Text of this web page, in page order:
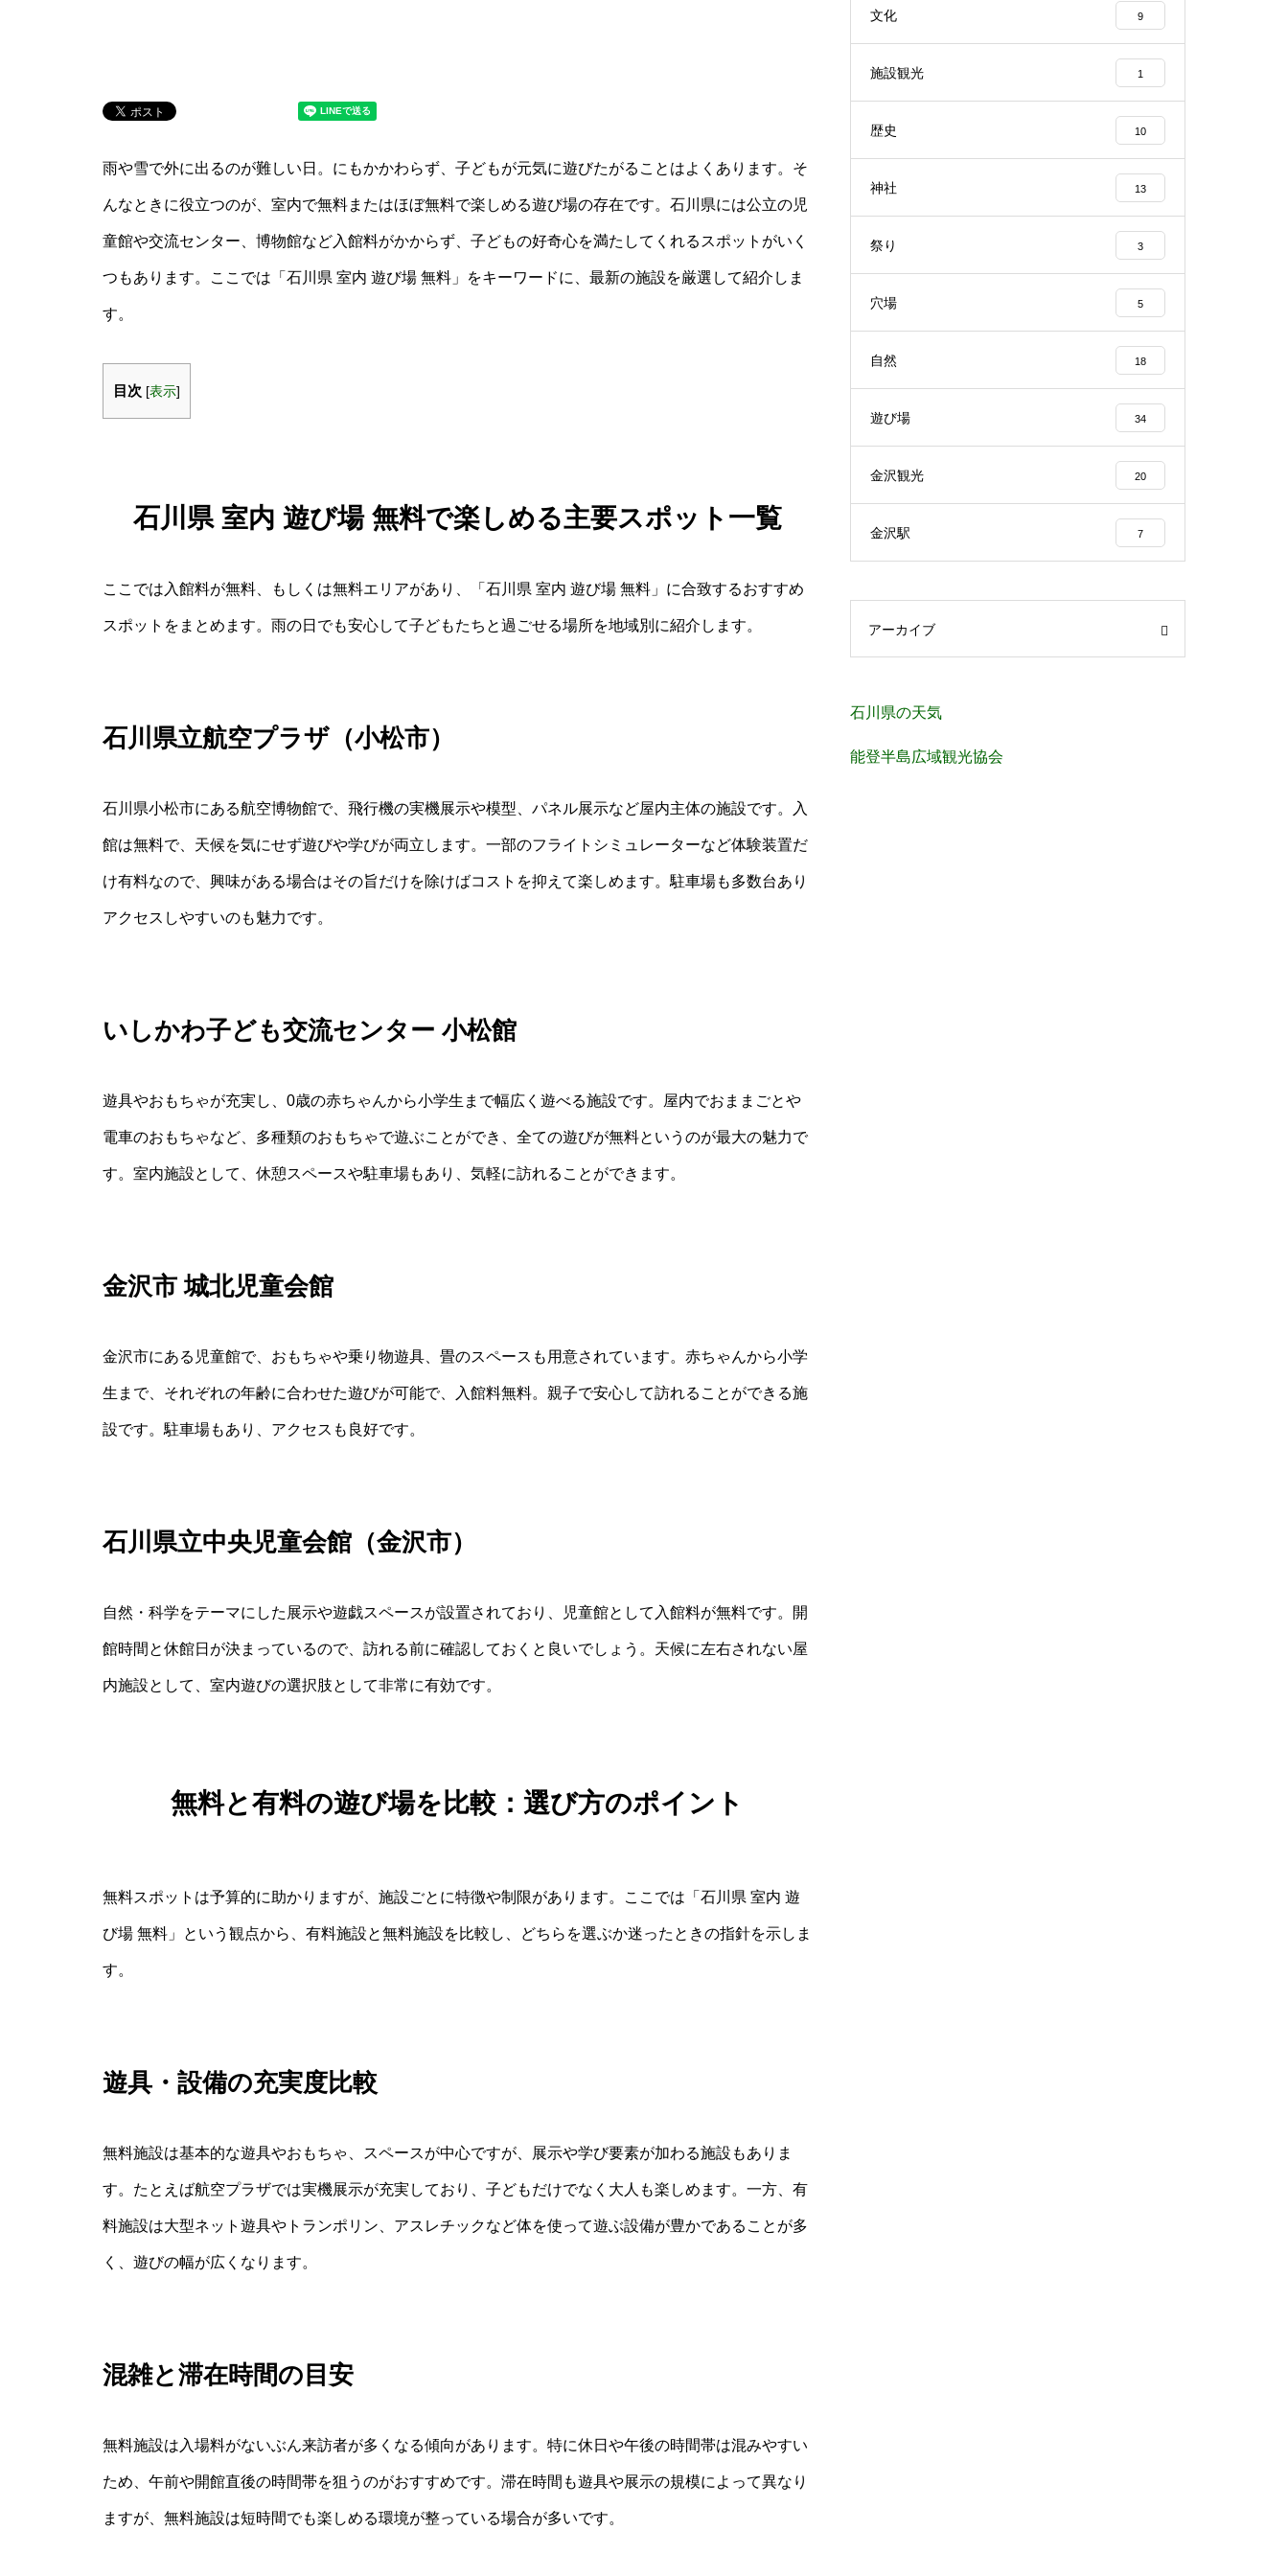
雨や雪で外に出るのが難しい日。にもかかわらず、子どもが元気に遊びたがることはよくあります。そ
んなときに役立つのが、室内で無料またはほぼ無料で楽しめる遊び場の存在です。石川県には公立の児
童館や交流センター、博物館など入館料がかからず、子どもの好奇心を満たしてくれるスポットがいく
つもあります。ここでは「石川県 室内 遊び場 無料」をキーワードに、最新の施設を厳選して紹介しま
す。
目次 [表示]
石川県 室内 遊び場 無料で楽しめる主要スポット一覧
ここでは入館料が無料、もしくは無料エリアがあり、「石川県 室内 遊び場 無料」に合致するおすすめ
スポットをまとめます。雨の日でも安心して子どもたちと過ごせる場所を地域別に紹介します。
石川県立航空プラザ（小松市）
石川県小松市にある航空博物館で、飛行機の実機展示や模型、パネル展示など屋内主体の施設です。入
館は無料で、天候を気にせず遊びや学びが両立します。一部のフライトシミュレーターなど体験装置だ
け有料なので、興味がある場合はその旨だけを除けばコストを抑えて楽しめます。駐車場も多数台あり
アクセスしやすいのも魅力です。
いしかわ子ども交流センター 小松館
遊具やおもちゃが充実し、0歳の赤ちゃんから小学生まで幅広く遊べる施設です。屋内でおままごとや
電車のおもちゃなど、多種類のおもちゃで遊ぶことができ、全ての遊びが無料というのが最大の魅力で
す。室内施設として、休憩スペースや駐車場もあり、気軽に訪れることができます。
金沢市 城北児童会館
金沢市にある児童館で、おもちゃや乗り物遊具、畳のスペースも用意されています。赤ちゃんから小学
生まで、それぞれの年齢に合わせた遊びが可能で、入館料無料。親子で安心して訪れることができる施
設です。駐車場もあり、アクセスも良好です。
石川県立中央児童会館（金沢市）
自然・科学をテーマにした展示や遊戯スペースが設置されており、児童館として入館料が無料です。開
館時間と休館日が決まっているので、訪れる前に確認しておくと良いでしょう。天候に左右されない屋
内施設として、室内遊びの選択肢として非常に有効です。
無料と有料の遊び場を比較：選び方のポイント
無料スポットは予算的に助かりますが、施設ごとに特徴や制限があります。ここでは「石川県 室内 遊
び場 無料」という観点から、有料施設と無料施設を比較し、どちらを選ぶか迷ったときの指針を示しま
す。
遊具・設備の充実度比較
無料施設は基本的な遊具やおもちゃ、スペースが中心ですが、展示や学び要素が加わる施設もありま
す。たとえば航空プラザでは実機展示が充実しており、子どもだけでなく大人も楽しめます。一方、有
料施設は大型ネット遊具やトランポリン、アスレチックなど体を使って遊ぶ設備が豊かであることが多
く、遊びの幅が広くなります。
混雑と滞在時間の目安
無料施設は入場料がないぶん来訪者が多くなる傾向があります。特に休日や午後の時間帯は混みやすい
ため、午前や開館直後の時間帯を狙うのがおすすめです。滞在時間も遊具や展示の規模によって異なり
ますが、無料施設は短時間でも楽しめる環境が整っている場合が多いです。
文化 9
施設観光 1
歴史 10
神社 13
祭り 3
穴場 5
自然 18
遊び場 34
金沢観光 20
金沢駅 7
アーカイブ
石川県の天気
能登半島広域観光協会